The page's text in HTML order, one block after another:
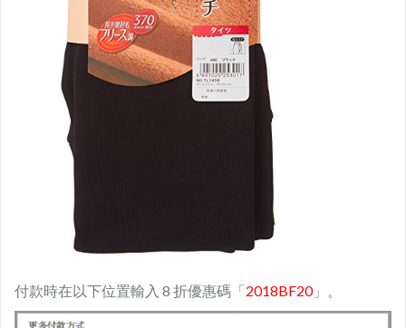
付款時在以下位置輸入 8 折優惠碼「2018BF20」。